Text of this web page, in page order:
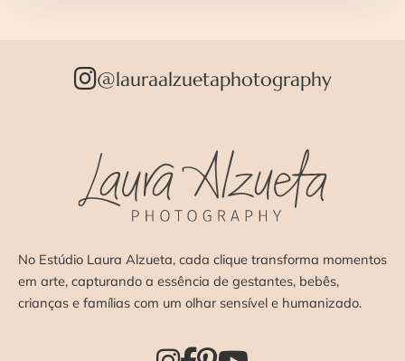
@lauraalzuetaphotography
No Estúdio Laura Alzueta, cada clique transforma momentos
em arte, capturando a essência de gestantes, bebês,
crianças e famílias com um olhar sensível e humanizado.